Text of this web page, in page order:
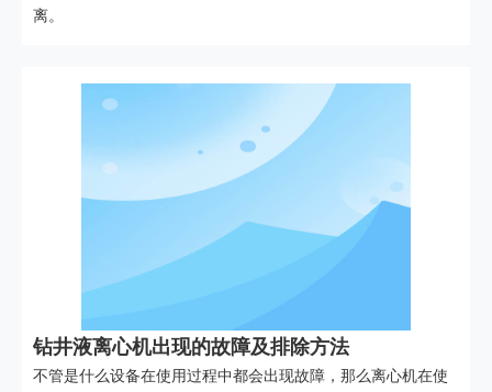
离。
钻井液离心机出现的故障及排除方法
不管是什么设备在使用过程中都会出现故障，那么离心机在使